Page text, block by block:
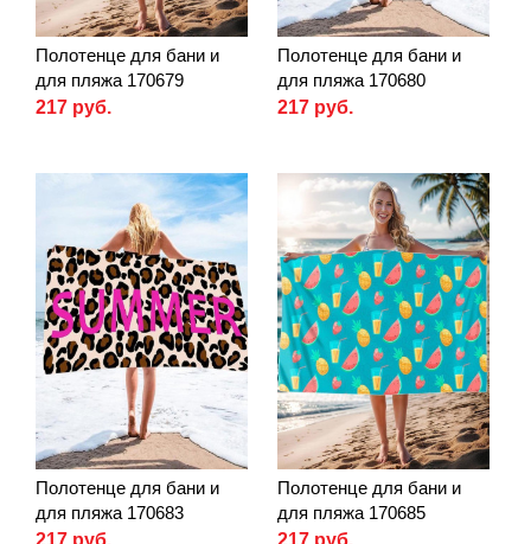
Полотенце для бани и
для пляжа 170679
217 руб.
Полотенце для бани и
для пляжа 170680
217 руб.
Полотенце для бани и
для пляжа 170683
Полотенце для бани и
для пляжа 170685